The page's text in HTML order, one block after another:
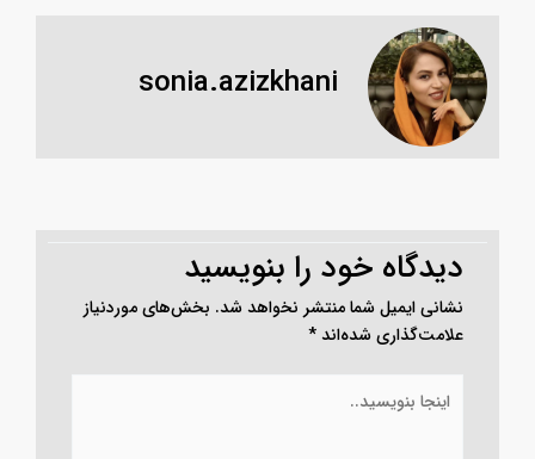
دیدگاه‌ خود را بنویسید